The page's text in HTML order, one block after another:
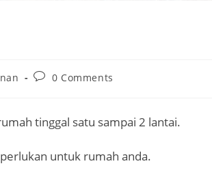
Post0 Comments
tinggal satu sampai 2 lantai.
untuk rumah anda.